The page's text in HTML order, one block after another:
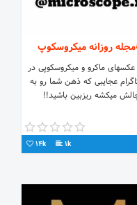
روزانه میکروسکوپ
ماکرو و میکروسکوپی در
عجایبی که ذهن شما رو به
میکشه ریزبین باشید!!
1k
14k